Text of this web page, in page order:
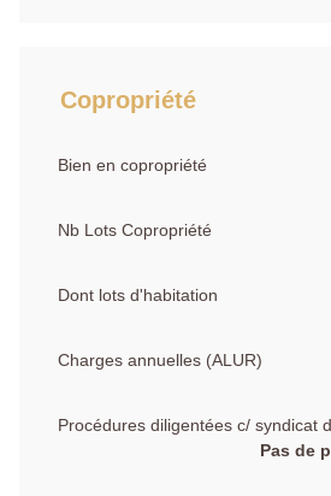
Copropriété
Bien en copropriété
Nb Lots Copropriété
Dont lots d'habitation
Charges annuelles (ALUR)
Procédures diligentées c/ syndicat
Pas de